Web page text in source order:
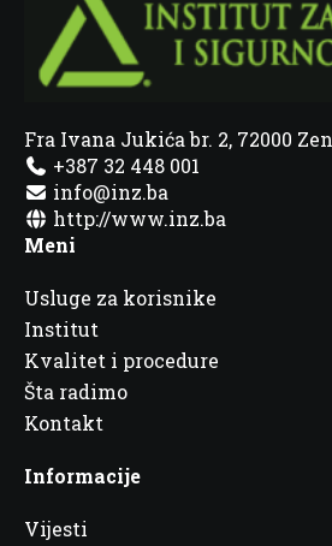
Fra Ivana Jukića br. 2, 72000
+387 32 448 001
info@inz.ba
http://www.inz.ba
Meni
Usluge za korisnike
Institut
Kvalitet i procedure
Šta radimo
Kontakt
Informacije
Vijesti